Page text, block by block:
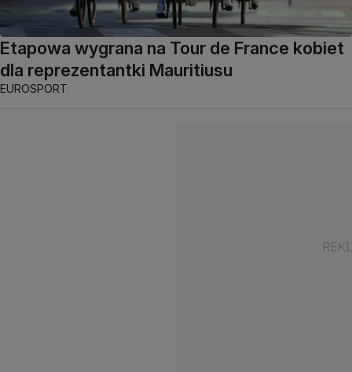
Etapowa wygrana na Tour de France kobiet
dla reprezentantki Mauritiusu
EUROSPORT